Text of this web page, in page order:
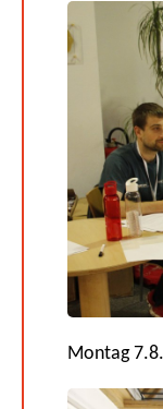
Montag